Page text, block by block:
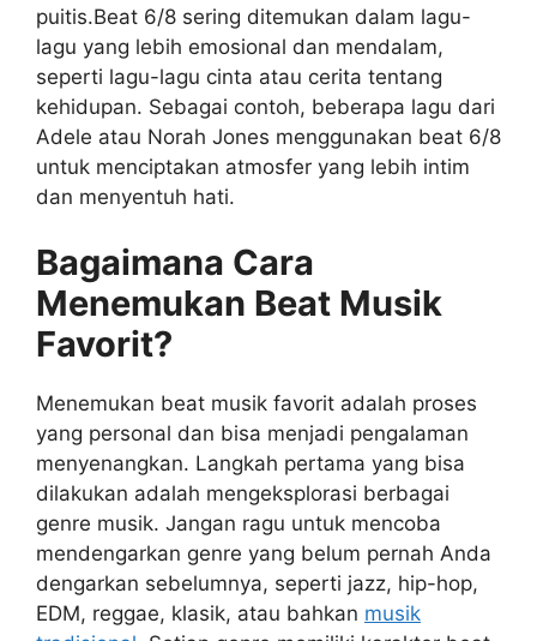
puitis.Beat 6/8 sering ditemukan dalam lagu-
lagu yang lebih emosional dan mendalam,
seperti lagu-lagu cinta atau cerita tentang
kehidupan. Sebagai contoh, beberapa lagu dari
Adele atau Norah Jones menggunakan beat 6/8
untuk menciptakan atmosfer yang lebih intim
dan menyentuh hati.
Bagaimana Cara
Menemukan Beat Musik
Favorit?
Menemukan beat musik favorit adalah proses
yang personal dan bisa menjadi pengalaman
menyenangkan. Langkah pertama yang bisa
dilakukan adalah mengeksplorasi berbagai
genre musik. Jangan ragu untuk mencoba
mendengarkan genre yang belum pernah Anda
dengarkan sebelumnya, seperti jazz, hip-hop,
EDM, reggae, klasik, atau bahkan musik